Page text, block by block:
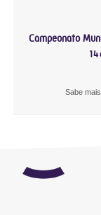
Campeonato
14
Sabe